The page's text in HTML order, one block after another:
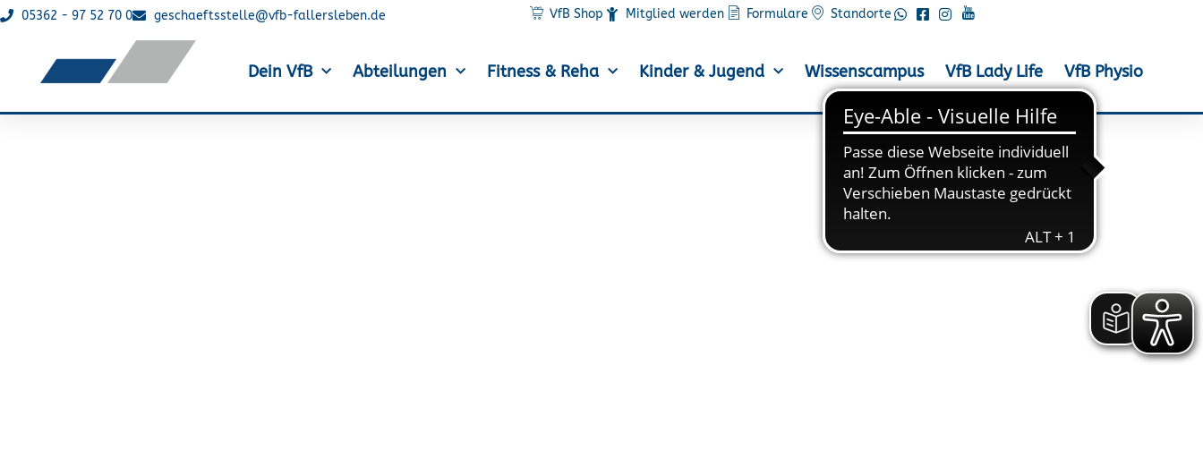
05362 - 97 52 70 0 geschaeftsstelle@vfb-fallersleben.de VfB Shop Mitglied werden Formulare Standorte
Dein VfB Abteilungen Fitness & Reha Kinder & Jugend Wissenscampus VfB Lady Life VfB Physio